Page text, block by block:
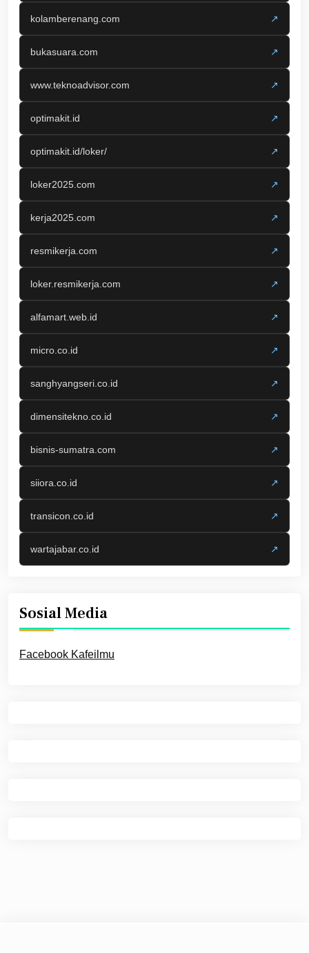
kolamberenang.com ↗
bukasuara.com ↗
www.teknoadvisor.com ↗
optimakit.id ↗
optimakit.id/loker/ ↗
loker2025.com ↗
kerja2025.com ↗
resmikerja.com ↗
loker.resmikerja.com ↗
alfamart.web.id ↗
micro.co.id ↗
sanghyangseri.co.id ↗
dimensitekno.co.id ↗
bisnis-sumatra.com ↗
siiora.co.id ↗
transicon.co.id ↗
wartajabar.co.id ↗
Sosial Media
Facebook Kafeilmu